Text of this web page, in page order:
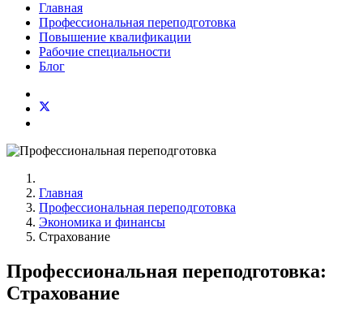
Главная
Профессиональная переподготовка
Повышение квалификации
Рабочие специальности
Блог
Главная
Профессиональная переподготовка
Экономика и финансы
Страхование
Профессиональная переподготовка:
Страхование